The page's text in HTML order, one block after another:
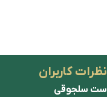
نظرات کاربران
ست سلجوقی